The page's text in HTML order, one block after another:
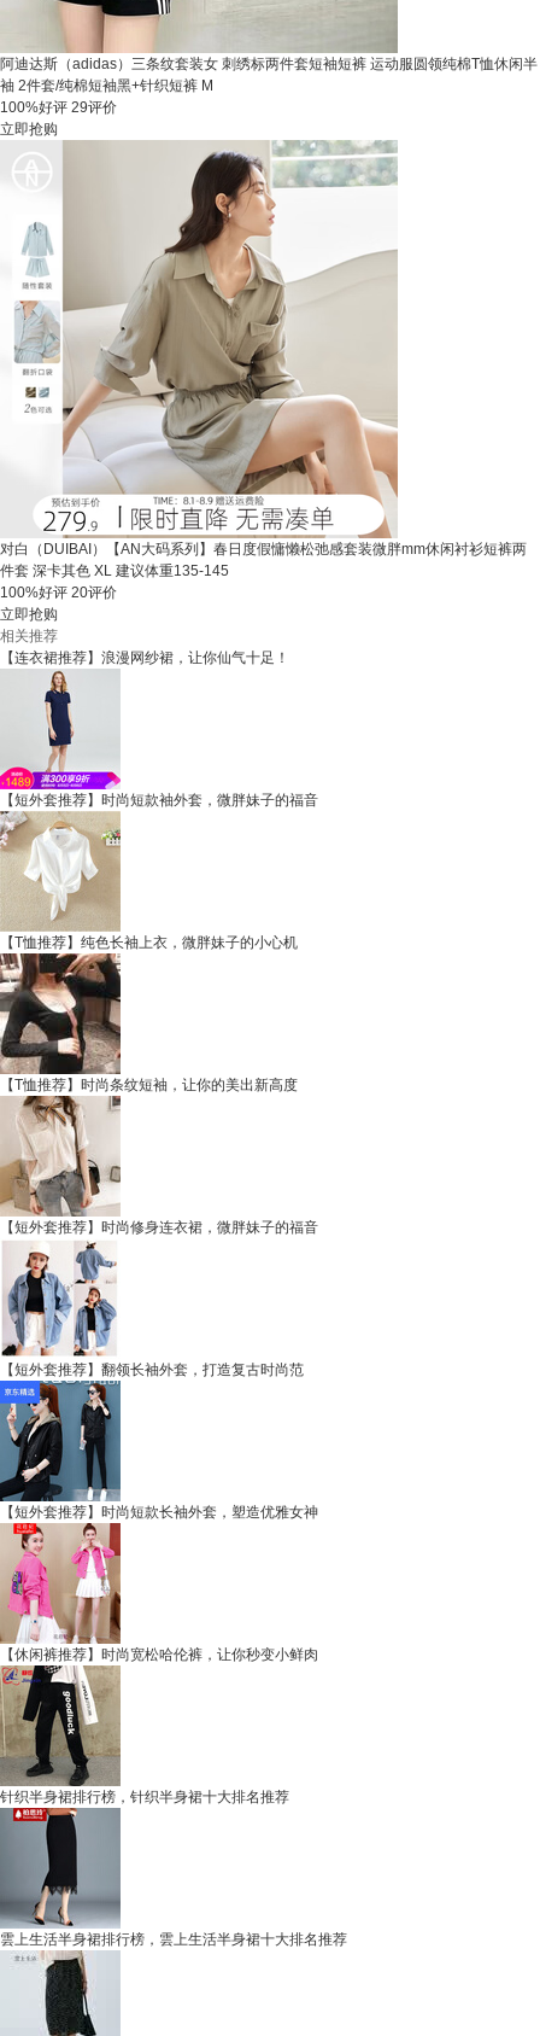
阿迪达斯（adidas）三条纹套装女 刺绣标两件套短袖短裤 运动服圆领纯棉T恤休闲半
袖 2件套/纯棉短袖黑+针织短裤 M
100%好评 29评价
立即抢购
对白（DUIBAI）【AN大码系列】春日度假慵懒松弛感套装微胖mm休闲衬衫短裤两
件套 深卡其色 XL 建议体重135-145
100%好评 20评价
立即抢购
相关推荐
【连衣裙推荐】浪漫网纱裙，让你仙气十足！
【短外套推荐】时尚短款袖外套，微胖妹子的福音
【T恤推荐】纯色长袖上衣，微胖妹子的小心机
【T恤推荐】时尚条纹短袖，让你的美出新高度
【短外套推荐】时尚修身连衣裙，微胖妹子的福音
【短外套推荐】翻领长袖外套，打造复古时尚范
【短外套推荐】时尚短款长袖外套，塑造优雅女神
【休闲裤推荐】时尚宽松哈伦裤，让你秒变小鲜肉
针织半身裙排行榜，针织半身裙十大排名推荐
雲上生活半身裙排行榜，雲上生活半身裙十大排名推荐